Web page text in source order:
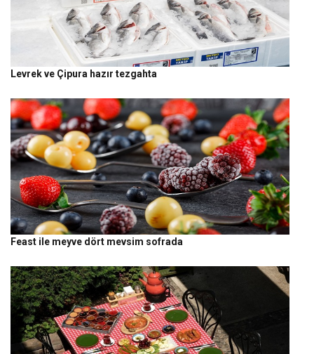
Levrek ve Çipura hazır tezgahta
Feast ile meyve dört mevsim sofrada